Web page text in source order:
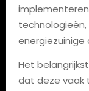
technologieën,
energiezuinige
Het
dat deze vaak